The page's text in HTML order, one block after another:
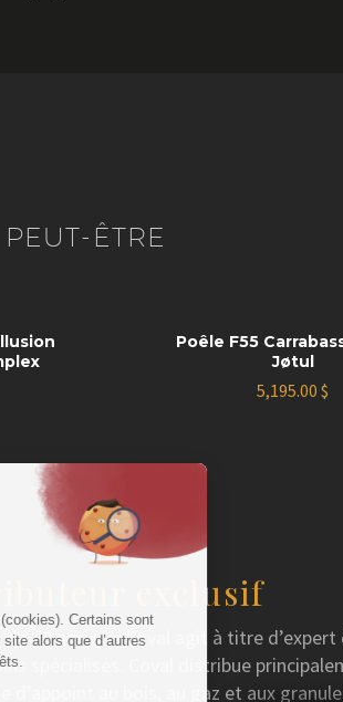
ÊTRE
Poêle F55
Jøtul
5,195.00$
exclusif
40 ans que Coval agit à titre
spécialisés. Coval distribue
d’appoint au bois, au gaz et aux